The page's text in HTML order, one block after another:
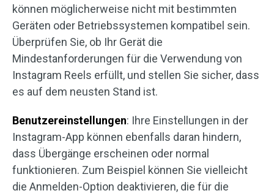
können möglicherweise nicht mit bestimmten
Geräten oder Betriebssystemen kompatibel sein.
Überprüfen Sie, ob Ihr Gerät die
Mindestanforderungen für die Verwendung von
Instagram Reels erfüllt, und stellen Sie sicher, dass
es auf dem neusten Stand ist.
Benutzereinstellungen: Ihre Einstellungen in der
Instagram-App können ebenfalls daran hindern,
dass Übergänge erscheinen oder normal
funktionieren. Zum Beispiel können Sie vielleicht
die Anmelden-Option deaktivieren, die für die